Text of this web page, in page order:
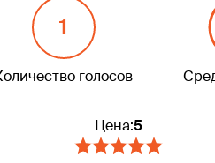
1
голосов
Цена:5